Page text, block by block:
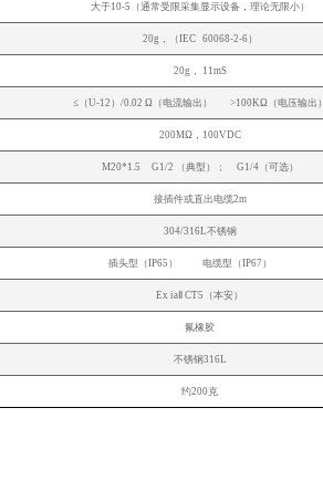
大于10-5（通常受限采集显示设备，理论无限小）
20g，（IEC 60068-2-6）
20g， 11mS
≤（U-12）/0.02 Ω（电流输出） >100KΩ（电压输出）
200MΩ，100VDC
M20*1.5 G1/2 （典型）； G1/4（可选）
接插件或直出电缆2m
304/316L不锈钢
插头型（IP65） 电缆型（IP67）
Ex iaⅡ CT5（本安）
氟橡胶
不锈钢316L
约200克